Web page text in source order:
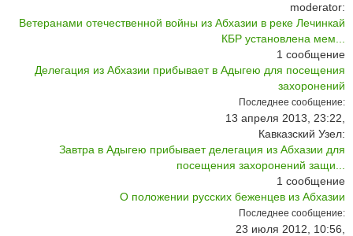
moderator:
Ветеранами отечественной войны из Абхазии в реке Лечинкай
КБР установлена мем...
1 сообщение
Делегация из Абхазии прибывает в Адыгею для посещения
захоронений
Последнее сообщение:
13 апреля 2013, 23:22,
Кавказский Узел:
Завтра в Адыгею прибывает делегация из Абхазии для
посещения захоронений защи...
1 сообщение
О положении русских беженцев из Абхазии
Последнее сообщение:
23 июля 2012, 10:56,